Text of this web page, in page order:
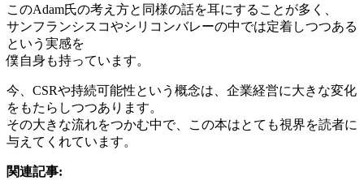
このAdam氏の考え方と同様の話を耳にすることが多く、
サンフランシスコやシリコンバレーの中では定着しつつある
という実感を
僕自身も持っています。
今、CSRや持続可能性という概念は、企業経営に大きな変化
をもたらしつつあります。
その大きな流れをつかむ中で、この本はとても視界を読者に
与えてくれています。
関連記事: